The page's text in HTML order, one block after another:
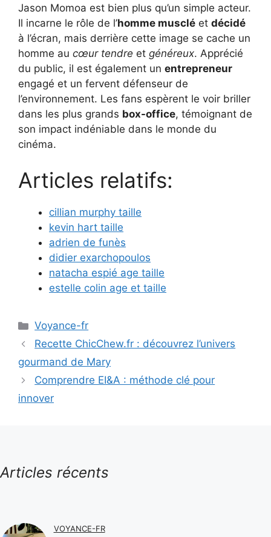
Jason Momoa est bien plus qu’un simple acteur.
Il incarne le rôle de l’homme musclé et décidé
à l’écran, mais derrière cette image se cache un
homme au cœur tendre et généreux. Apprécié
du public, il est également un entrepreneur
engagé et un fervent défenseur de
l’environnement. Les fans espèrent le voir briller
dans les plus grands box-office, témoignant de
son impact indéniable dans le monde du
cinéma.
Articles relatifs:
cillian murphy taille
kevin hart taille
adrien de funès
didier exarchopoulos
natacha espié age taille
estelle colin age et taille
Catégories
Voyance-fr
Recette ChicChew.fr : découvrez l’univers
gourmand de Mary
Comprendre EI&A : méthode clé pour
innover
Articles récents
VOYANCE-FR